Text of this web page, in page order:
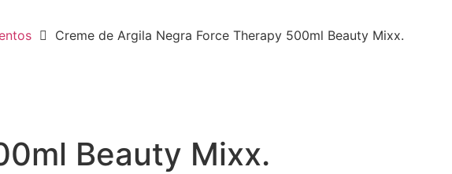
Creme de Argila Negra Force Therapy 500ml Beauty Mixx.
Beauty Mixx.